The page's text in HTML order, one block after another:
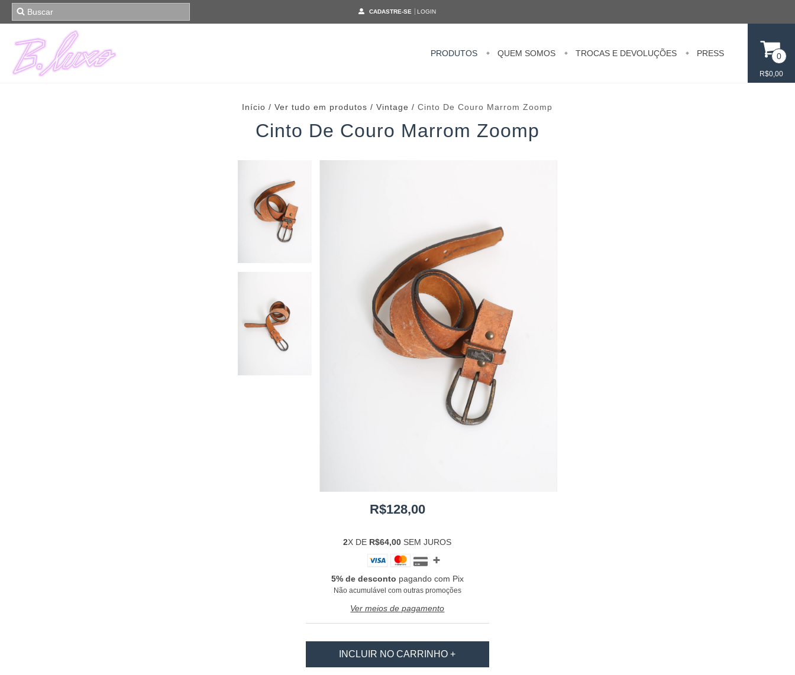
CADASTRE-SE LOGIN
PRODUTOS QUEM SOMOS TROCAS E DEVOLUÇÕES PRESS 0
R$0,00
Início / Ver tudo em produtos / Vintage / Cinto De Couro Marrom Zoomp
Cinto De Couro Marrom Zoomp
R$128,00
2X DE R$64,00 SEM JUROS
5% de desconto pagando com Pix
Não acumulável com outras promoções
Ver meios de pagamento